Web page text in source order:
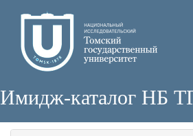
Имидж-каталог НБ